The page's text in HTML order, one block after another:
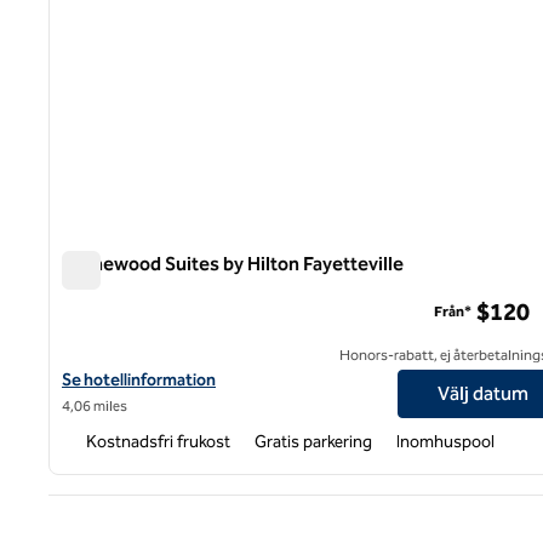
Homewood Suites by Hilton Fayetteville
Visa hotelluppgifter för Homewood Suites by Hilton Fayetteville
Se hotellinformation
4,06 miles
Från* $120
Honors-rabatt, ej
Välj datum
Kostnadsfri frukost Gratis parkering Inomhuspool